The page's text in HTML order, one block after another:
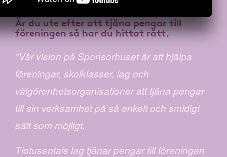
Är du ute efter atttjäna pengar till
föreningenså har du hittat rätt.
"Vår vision på Sponsorhuset är att hjälpa
föreningar, skolklasser, lag och
välgörenhetsorganisationer att tjäna pengar
till sin verksamhet på så enkelt och smidigt
sätt som möjligt.
Tiotusentals lag tjänar pengar till föreningen